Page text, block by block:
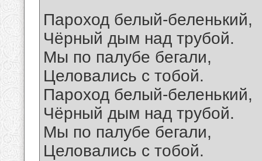
Пароход белый-беленький,
Чёрный дым над трубой.
Мы по палубе бегали,
Целовались с тобой.
Пароход белый-беленький,
Чёрный дым над трубой.
Мы по палубе бегали,
Целовались с тобой.